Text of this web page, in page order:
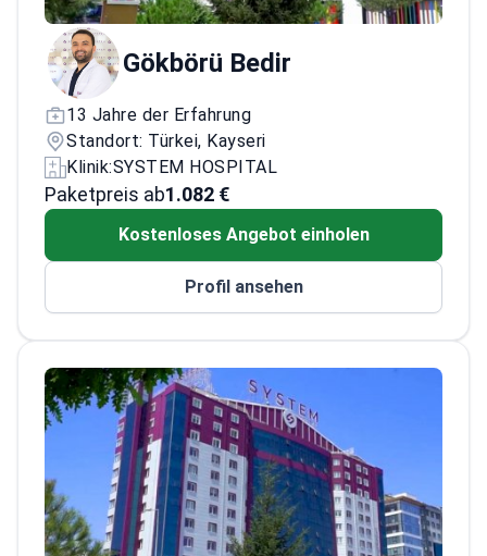
Gökbörü Bedir
13 Jahre der Erfahrung
Standort: Türkei, Kayseri
Klinik:SYSTEM HOSPITAL
Paketpreis ab1.082 €
Kostenloses Angebot einholen
Profil ansehen